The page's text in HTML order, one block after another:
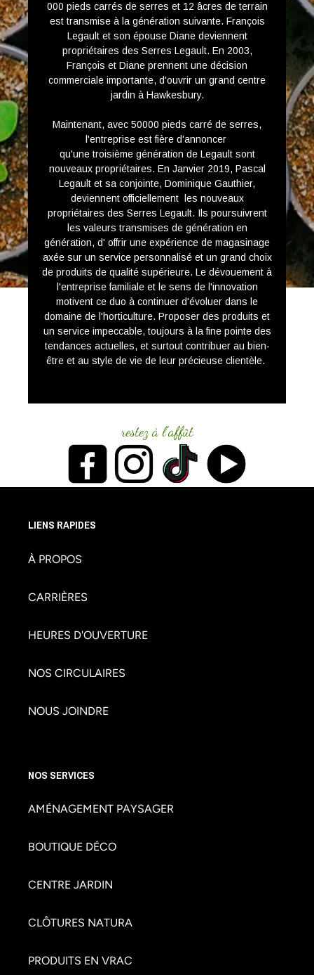
000 pieds carrés de serres et 12 âcres de terrain
est transmise à la génération suivante. François
Legault et son épouse Diane deviennent
propriétaires des Serres Legault. En 2003,
François et Diane prennent une décision
commerciale importante, d'ouvrir un grand centre
jardin à Hawkesbury.
Maintenant, avec 50000 pieds carré de serres,
l'entreprise est fière d'annoncer
qu'une troisième génération de Legault sont
nouveaux propriétaires. En Janvier 2019, Pascal
Legault et sa conjointe, Dominique Gauthier,
deviennent officiellement les nouveaux
propriétaires des Serres Legault. Ils poursuivrent
les valeurs transmises de génération en
génération, d' offrir une expérience de magasinage
axée sur un service personnalisé et un grand choix
de produits de qualité supérieure. Le dévouement à
l'entreprise familiale et le sens de l'innovation
motivent ce duo à continuer d'évoluer dans le
domaine de l'horticulture. Proposer des produits et
un service impeccable, toujours à la fine pointe des
tendances actuelles, et surtout contribuer au bien-
être et au style de vie de leur précieuse clientèle.
restez à l’affût
SUIVEZ-NOUS
LIENS RAPIDES
À PROPOS
CARRIÈRES
HEURES D'OUVERTURE
NOS CIRCULAIRES
NOUS JOINDRE
NOS SERVICES
AMÉNAGEMENT PAYSAGER
BOUTIQUE DÉCO
CENTRE JARDIN
CLÔTURES NATURA
PRODUITS EN VRAC